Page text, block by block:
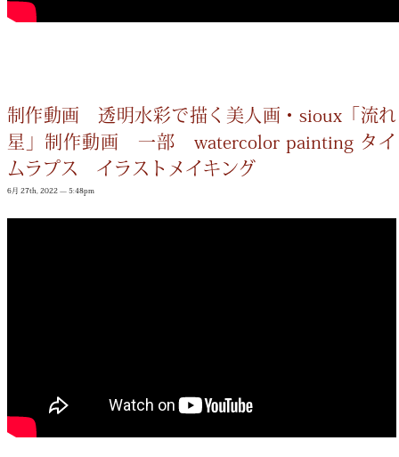
制作動画 透明水彩で描く美人画・sioux「流れ
星」制作動画 一部 watercolor painting タイ
ムラプス イラストメイキング
6月 27th, 2022 — 5:48pm